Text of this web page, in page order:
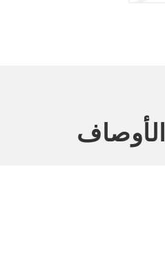
الأوصاف